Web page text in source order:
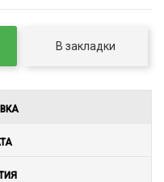
В закладки